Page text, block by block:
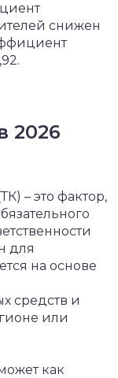
снижен
2026
– это фактор,
для
на основе
средств и
или
как